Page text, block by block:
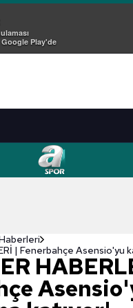
Play'de